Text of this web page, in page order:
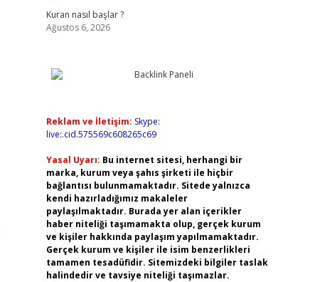
Kuran nasıl başlar ?
Ağustos 6, 2026
Reklam ve İletişim: Skype:
live:.cid.575569c608265c69
Yasal Uyarı: Bu internet sitesi, herhangi bir
marka, kurum veya şahıs şirketi ile hiçbir
bağlantısı bulunmamaktadır. Sitede yalnızca
kendi hazırladığımız makaleler
paylaşılmaktadır. Burada yer alan içerikler
haber niteliği taşımamakta olup, gerçek kurum
ve kişiler hakkında paylaşım yapılmamaktadır.
Gerçek kurum ve kişiler ile isim benzerlikleri
tamamen tesadüfidir. Sitemizdeki bilgiler taslak
halindedir ve tavsiye niteliği taşımazlar.